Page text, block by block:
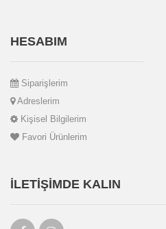
HESABIM
Siparişlerim
Adreslerim
Kişisel Bilgilerim
Favori Ürünlerim
İLETIŞIMDE KALIN